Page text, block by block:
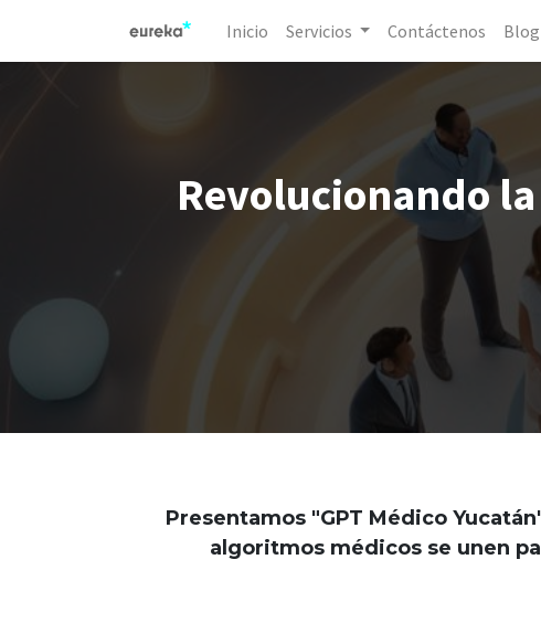
Inicio Servicios Contáctenos Blog
Revolucionando la
Presentamos "GPT Médico
algoritmos médicos se unen